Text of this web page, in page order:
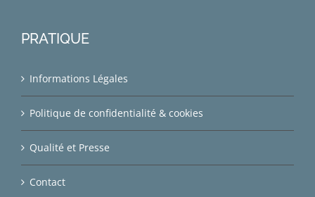
PRATIQUE
Informations Légales
Politique de confidentialité & cookies
Qualité et Presse
Contact